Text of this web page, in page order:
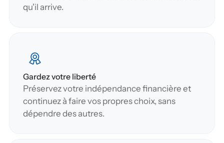
qu'il arrive.
Gardez votre liberté
Préservez votre indépendance financière et
continuez à faire vos propres choix, sans
dépendre des autres.